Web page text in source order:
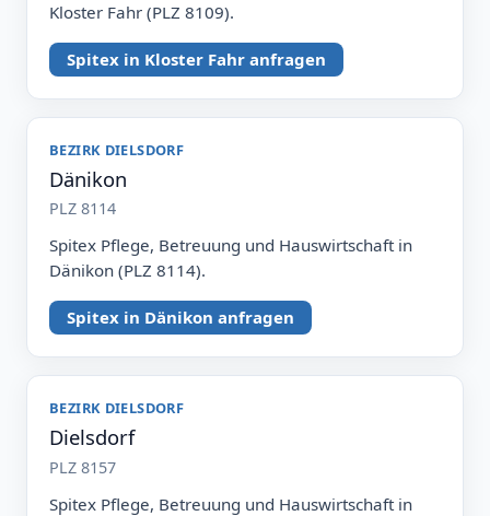
Kloster Fahr (PLZ 8109).
Spitex in Kloster Fahr anfragen
BEZIRK DIELSDORF
Dänikon
PLZ 8114
Spitex Pflege, Betreuung und Hauswirtschaft in
Dänikon (PLZ 8114).
Spitex in Dänikon anfragen
BEZIRK DIELSDORF
Dielsdorf
PLZ 8157
Spitex Pflege, Betreuung und Hauswirtschaft in